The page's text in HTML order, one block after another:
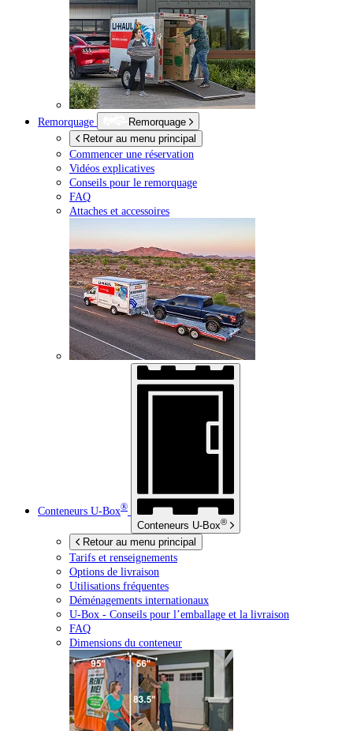
Remorquage
Remorquage
Retour au menu principal
Commencer une réservation
Vidéos explicatives
Conseils pour le remorquage
FAQ
Attaches et accessoires
Conteneurs U-Box®
Conteneurs U-Box®
Retour au menu principal
Tarifs et renseignements
Options de livraison
Utilisations fréquentes
Déménagements internationaux
U-Box - Conseils pour l’emballage et la livraison
FAQ
Dimensions du conteneur